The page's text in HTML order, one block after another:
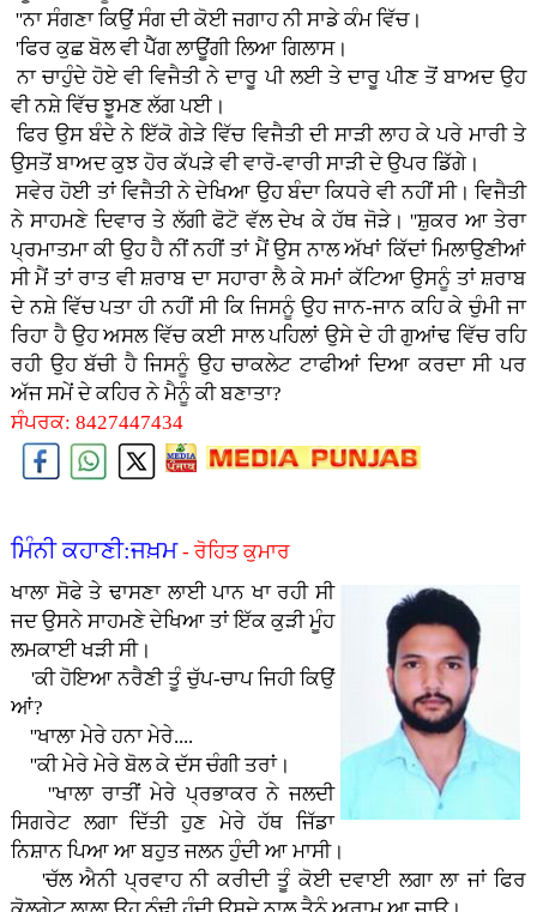
''ਨਾ ਸੰਗਣਾ ਕਿਉਂ ਸੰਗ ਦੀ ਕੋਈ ਜਗਾਹ ਨੀ ਸਾਡੇ ਕੰਮ ਵਿੱਚ।
'ਫਿਰ ਕੁਛ ਬੋਲ ਵੀ ਪੈੱਗ ਲਾਊਂਗੀ ਲਿਆ ਗਿਲਾਸ।
ਨਾ ਚਾਹੁੰਦੇ ਹੋਏ ਵੀ ਵਿਜੈਤੀ ਨੇ ਦਾਰੂ ਪੀ ਲਈ ਤੇ ਦਾਰੂ ਪੀਣ ਤੋਂ ਬਾਅਦ ਉਹ
ਵੀ ਨਸ਼ੇ ਵਿੱਚ ਝੂਮਣ ਲੱਗ ਪਈ।
ਫਿਰ ਉਸ ਬੰਦੇ ਨੇ ਇੱਕੋ ਗੇੜੇ ਵਿੱਚ ਵਿਜੈਤੀ ਦੀ ਸਾੜੀ ਲਾਹ ਕੇ ਪਰੇ ਮਾਰੀ ਤੇ
ਉਸਤੋਂ ਬਾਅਦ ਕੁਝ ਹੋਰ ਕੱਪੜੇ ਵੀ ਵਾਰੋ-ਵਾਰੀ ਸਾੜੀ ਦੇ ਉਪਰ ਡਿੱਗੇ।
ਸਵੇਰ ਹੋਈ ਤਾਂ ਵਿਜੈਤੀ ਨੇ ਦੇਖਿਆ ਉਹ ਬੰਦਾ ਕਿਧਰੇ ਵੀ ਨਹੀਂ ਸੀ। ਵਿਜੈਤੀ
ਨੇ ਸਾਹਮਣੇ ਦਿਵਾਰ ਤੇ ਲੱਗੀ ਫੋਟੋ ਵੱਲ ਦੇਖ ਕੇ ਹੱਥ ਜੋੜੇ। ''ਸ਼ੁਕਰ ਆ ਤੇਰਾ
ਪ੍ਰਮਾਤਮਾ ਕੀ ਉਹ ਹੈ ਨੀਂ ਨਹੀਂ ਤਾਂ ਮੈਂ ਉਸ ਨਾਲ ਅੱਖਾਂ ਕਿੱਦਾਂ ਮਿਲਾਉਣੀਆਂ
ਸੀ ਮੈਂ ਤਾਂ ਰਾਤ ਵੀ ਸ਼ਰਾਬ ਦਾ ਸਹਾਰਾ ਲੈ ਕੇ ਸਮਾਂ ਕੱਟਿਆ ਉਸਨੂੰ ਤਾਂ ਸ਼ਰਾਬ
ਦੇ ਨਸ਼ੇ ਵਿੱਚ ਪਤਾ ਹੀ ਨਹੀਂ ਸੀ ਕਿ ਜਿਸਨੂੰ ਉਹ ਜਾਨ-ਜਾਨ ਕਹਿ ਕੇ ਚੁੰਮੀ ਜਾ
ਰਿਹਾ ਹੈ ਉਹ ਅਸਲ ਵਿੱਚ ਕਈ ਸਾਲ ਪਹਿਲਾਂ ਉਸੇ ਦੇ ਹੀ ਗੁਆਂਢ ਵਿੱਚ ਰਹਿ
ਰਹੀ ਉਹ ਬੱਚੀ ਹੈ ਜਿਸਨੂੰ ਉਹ ਚਾਕਲੇਟ ਟਾਫੀਆਂ ਦਿਆ ਕਰਦਾ ਸੀ ਪਰ
ਅੱਜ ਸਮੇਂ ਦੇ ਕਹਿਰ ਨੇ ਮੈਨੂੰ ਕੀ ਬਣਾਤਾ?
ਸੰਪਰਕ: 8427447434
ਮਿੰਨੀ ਕਹਾਣੀ:ਜਖ਼ਮ- ਰੋਹਿਤ ਕੁਮਾਰ
ਖਾਲਾ ਸੋਫੇ ਤੇ ਢਾਸਣਾ ਲਾਈ ਪਾਨ ਖਾ ਰਹੀ ਸੀ
ਜਦ ਉਸਨੇ ਸਾਹਮਣੇ ਦੇਖਿਆ ਤਾਂ ਇੱਕ ਕੁੜੀ ਮੂੰਹ
ਲਮਕਾਈ ਖੜੀ ਸੀ।
'ਕੀ ਹੋਇਆ ਨਰੈਣੀ ਤੂੰ ਚੁੱਪ-ਚਾਪ ਜਿਹੀ ਕਿਉਂ
ਆਂ?
''ਖਾਲਾ ਮੇਰੇ ਹਨਾ ਮੇਰੇ....
''ਕੀ ਮੇਰੇ ਮੇਰੇ ਬੋਲ ਕੇ ਦੱਸ ਚੰਗੀ ਤਰਾਂ।
''ਖਾਲਾ ਰਾਤੀਂ ਮੇਰੇ ਪ੍ਰਭਾਕਰ ਨੇ ਜਲਦੀ
ਸਿਗਰੇਟ ਲਗਾ ਦਿੱਤੀ ਹੁਣ ਮੇਰੇ ਹੱਥ ਜਿੱਡਾ
ਨਿਸ਼ਾਨ ਪਿਆ ਆ ਬਹੁਤ ਜਲਨ ਹੁੰਦੀ ਆ ਮਾਸੀ।
'ਚੱਲ ਐਨੀ ਪ੍ਰਵਾਹ ਨੀ ਕਰੀਦੀ ਤੂੰ ਕੋਈ ਦਵਾਈ ਲਗਾ ਲਾ ਜਾਂ ਫਿਰ